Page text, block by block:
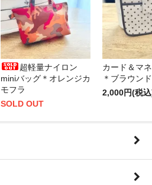
超軽量ナイロン
miniバッグ＊オレンジカ
モフラ
SOLD OUT
カード＆マ
＊ブラウン
2,000円(税